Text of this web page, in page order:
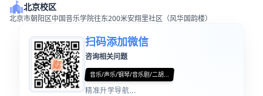
北京校区
北京市朝阳区中国音乐学院往东200米安翔里社区（风华国韵楼）
扫码添加微信
咨询相关问题
音乐/声乐/钢琴/音乐剧/二胡...
精准升学导航...